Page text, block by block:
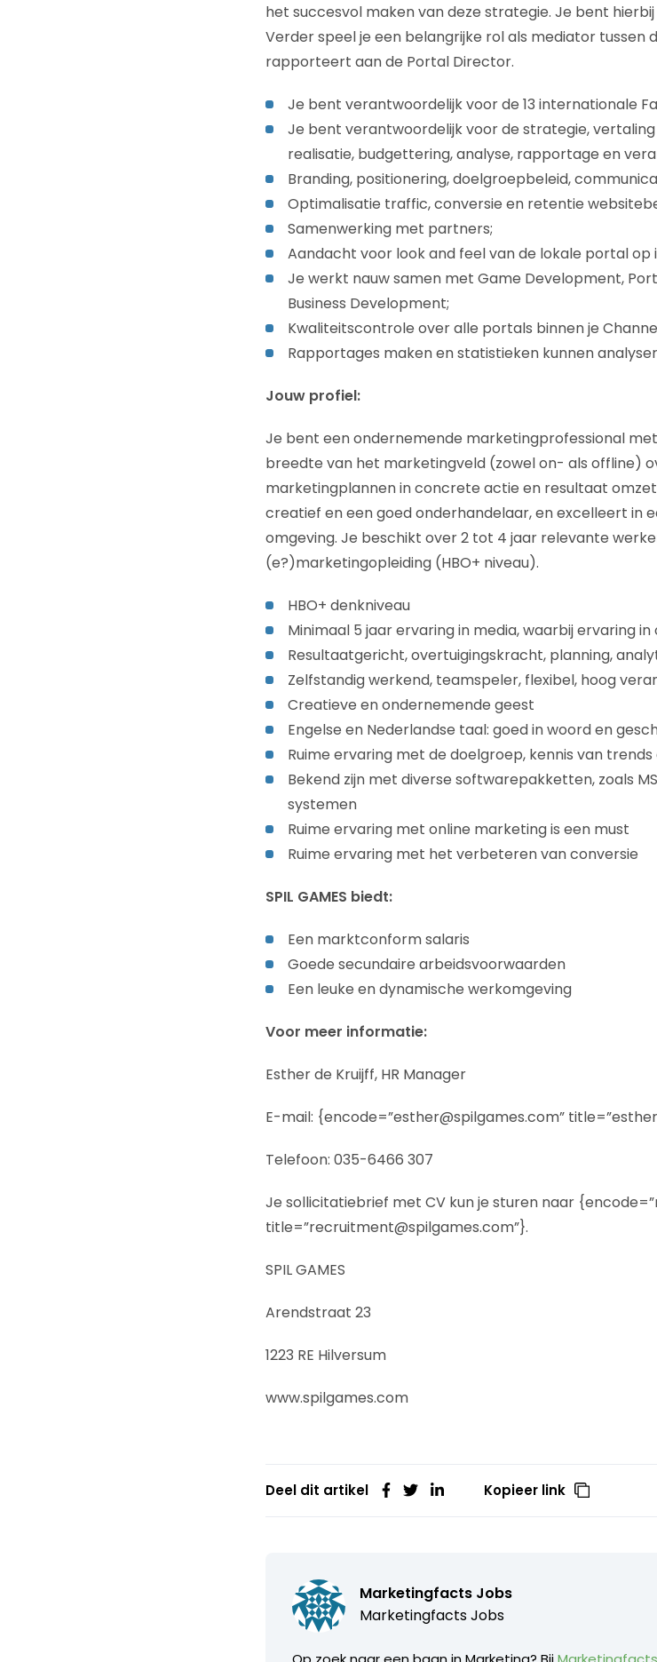
het succesvol maken van deze strategie. Je bent
Verder speel je een belangrijke rol als mediator tussen
rapporteert aan de Portal Director.
Je bent verantwoordelijk voor de 13 internationale
Je bent verantwoordelijk voor de strategie,
realisatie, budgettering, analyse, rapportage en
Branding, positionering, doelgroepbeleid,
Optimalisatie traffic, conversie en retentie
Samenwerking met partners;
Aandacht voor look and feel van de lokale portal op
Je werkt nauw samen met Game Development,
Business Development;
Kwaliteitscontrole over alle portals binnen je
Rapportages maken en statistieken kunnen
Jouw profiel:
Je bent een ondernemende marketingprofessional
breedte van het marketingveld (zowel on- als offline)
marketingplannen in concrete actie en resultaat
creatief en een goed onderhandelaar, en excelleert in
omgeving. Je beschikt over 2 tot 4 jaar relevante
(e?)marketing­opleiding (HBO+ niveau).
HBO+ denkniveau
Minimaal 5 jaar ervaring in media, waarbij ervaring
Resultaatgericht, overtuigingskracht, planning,
Zelfstandig werkend, teamspeler, flexibel, hoog
Creatieve en ondernemende geest
Engelse en Nederlandse taal: goed in woord en
Ruime ervaring met de doelgroep, kennis van
Bekend zijn met diverse softwarepakketten, zoals
systemen
Ruime ervaring met online marketing is een must
Ruime ervaring met het verbeteren van conversie
SPIL GAMES biedt:
Een marktconform salaris
Goede secundaire arbeidsvoorwaarden
Een leuke en dynamische werkomgeving
Voor meer informatie:
Esther de Kruijff, HR Manager
E-mail: {encode=”esther@spilgames.com”
Telefoon: 035-6466 307
Je sollicitatiebrief met CV kun je sturen naar
title=”recruitment@spilgames.com”}.
SPIL GAMES
Arendstraat 23
1223 RE Hilversum
www.spilgames.com
Deel dit artikel Kopieer link
Marketingfacts Jobs
Marketingfacts Jobs